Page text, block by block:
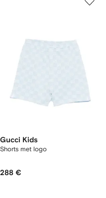
Gucci Kids
Shorts met logo
288 €